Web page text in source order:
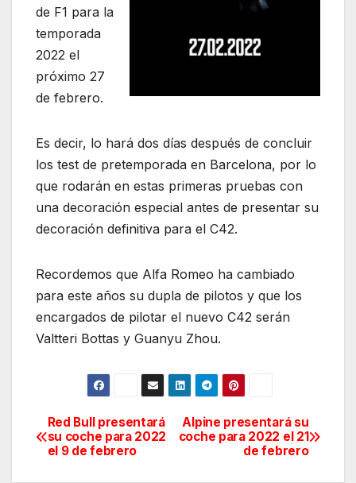
de F1 para la
temporada
2022 el
próximo 27
de febrero.
Es decir, lo hará dos días después de concluir
los test de pretemporada en Barcelona, por lo
que rodarán en estas primeras pruebas con
una decoración especial antes de presentar su
decoración definitiva para el C42.
Recordemos que Alfa Romeo ha cambiado
para este años su dupla de pilotos y que los
encargados de pilotar el nuevo C42 serán
Valtteri Bottas y Guanyu Zhou.
Navegación
de
Alpine presentará su
coche para 2022 el 21
de febrero
Red Bull presentará
su coche para 2022
el 9 de febrero